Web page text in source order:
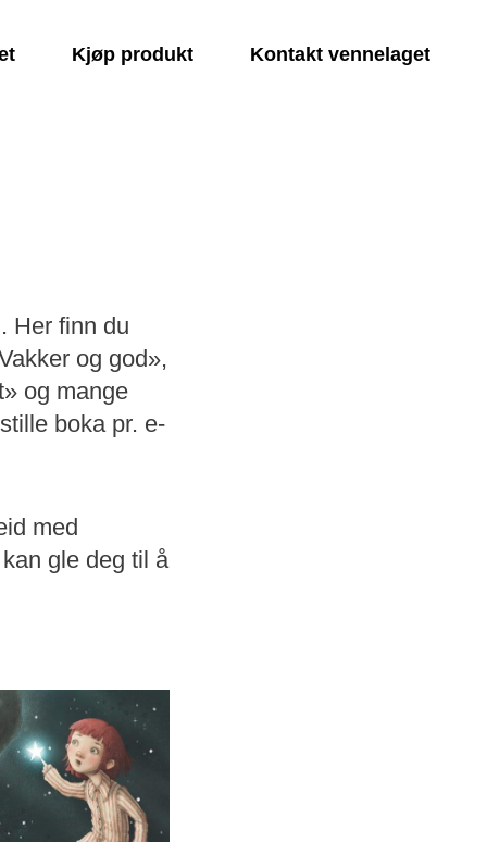
Kjøp produkt Kontakt vennelaget
Her finn du
og god»,
og mange
boka pr. e-
med
gle deg til å